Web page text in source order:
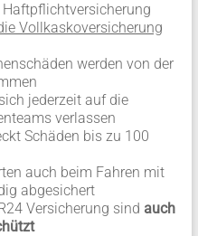
Vollkaskoversicherung
werden von der
jederzeit auf die
verlassen
Schäden bis zu 100
auch beim Fahren mit
abgesichert
Versicherung sind auch